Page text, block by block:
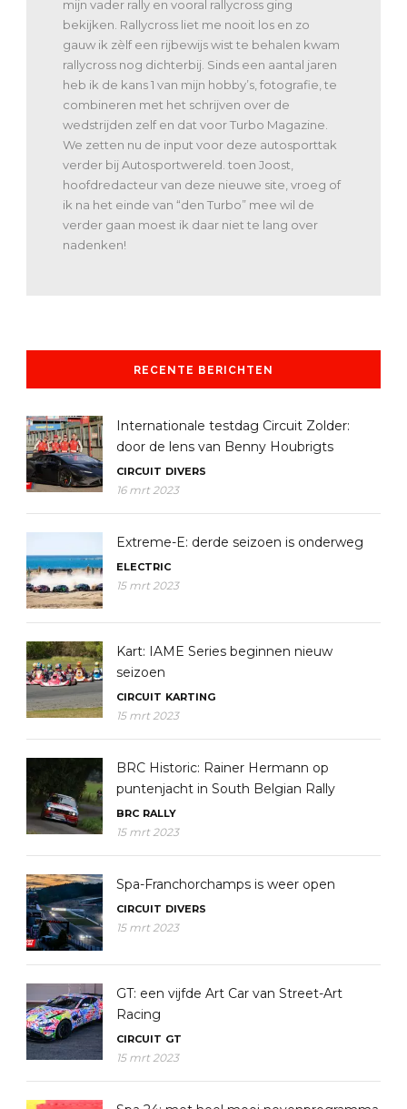
mijn vader rally en vooral rallycross ging
bekijken. Rallycross liet me nooit los en zo
gauw ik zèlf een rijbewijs wist te behalen kwam
rallycross nog dichterbij. Sinds een aantal jaren
heb ik de kans 1 van mijn hobby’s, fotografie, te
combineren met het schrijven over de
wedstrijden zelf en dat voor Turbo Magazine.
We zetten nu de input voor deze autosporttak
verder bij Autosportwereld. toen Joost,
hoofdredacteur van deze nieuwe site, vroeg of
ik na het einde van “den Turbo” mee wil de
verder gaan moest ik daar niet te lang over
nadenken!
RECENTE BERICHTEN
Internationale testdag Circuit Zolder:
door de lens van Benny Houbrigts
CIRCUIT DIVERS
16 mrt 2023
Extreme-E: derde seizoen is onderweg
ELECTRIC
15 mrt 2023
Kart: IAME Series beginnen nieuw
seizoen
CIRCUIT KARTING
15 mrt 2023
BRC Historic: Rainer Hermann op
puntenjacht in South Belgian Rally
BRC RALLY
15 mrt 2023
Spa-Franchorchamps is weer open
CIRCUIT DIVERS
15 mrt 2023
GT: een vijfde Art Car van Street-Art
Racing
CIRCUIT GT
15 mrt 2023